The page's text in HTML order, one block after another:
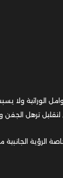
الوراثية ولا
ترهل الجفن
الجانبية